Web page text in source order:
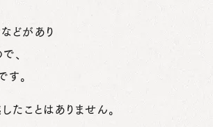
どがあり
、
す。
ことはありません。